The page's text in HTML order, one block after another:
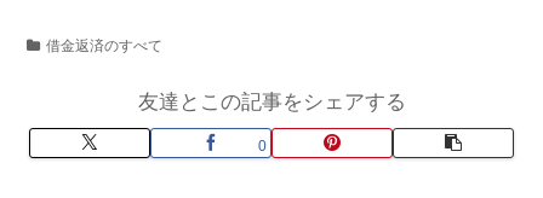
借金返済のすべて
友達とこの記事をシェアする
0